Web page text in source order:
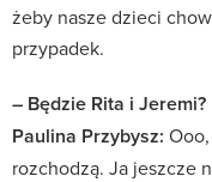
żeby nasze dzieci
przypadek.
– Będzie Rita i Jeremi?
Paulina Przybysz:
rozchodzą. Ja jeszcze